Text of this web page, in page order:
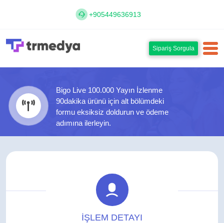
+905449636913
Sipariş Sorgula
Bigo Live 100.000 Yayın İzlenme
90dakika ürünü için alt bölümdeki
formu eksiksiz doldurun ve ödeme
adımına ilerleyin.
İŞLEM DETAYI